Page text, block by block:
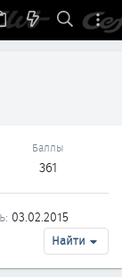
Баллы
361
03.02.2015
Найти